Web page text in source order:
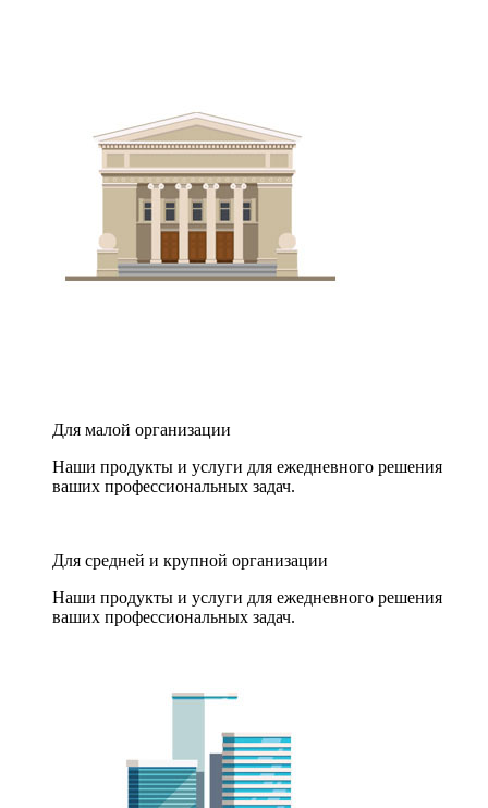
Для малой организации
Наши продукты и услуги для ежедневного решения
ваших профессиональных задач.
Для средней и крупной организации
Наши продукты и услуги для ежедневного решения
ваших профессиональных задач.